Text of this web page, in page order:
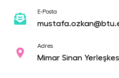
E-Posta
Adres
Mimar Sinan